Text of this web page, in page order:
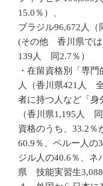
15.0％）、
ブラジル96,672人
(その他 香川県で
139人 同2.7％）
・在留資格別「専
人（香川県421人
者に持つ人など「身
（香川県1,195人
資格のうち、33.2％
60.9％、ペルー人の
ジル人の40.6％、ネ
県 技能実習生3,088